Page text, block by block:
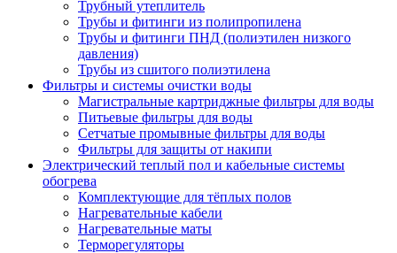
Трубный утеплитель
Трубы и фитинги из полипропилена
Трубы и фитинги ПНД (полиэтилен низкого
давления)
Трубы из сшитого полиэтилена
Фильтры и системы очистки воды
Магистральные картриджные фильтры для воды
Питьевые фильтры для воды
Сетчатые промывные фильтры для воды
Фильтры для защиты от накипи
Электрический теплый пол и кабельные системы
обогрева
Комплектующие для тёплых полов
Нагревательные кабели
Нагревательные маты
Терморегуляторы